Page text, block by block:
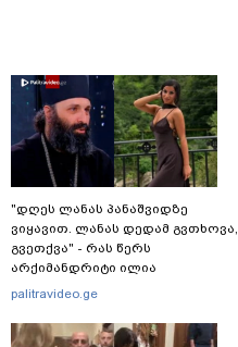
"დღეს ლანას პანაშვიდზე
ვიყავით. ლანას დედამ გვთხოვა,
გვეთქვა" - რას წერს
არქიმანდრიტი ილია
თოლორაია სოციალურ
palitravideo.ge